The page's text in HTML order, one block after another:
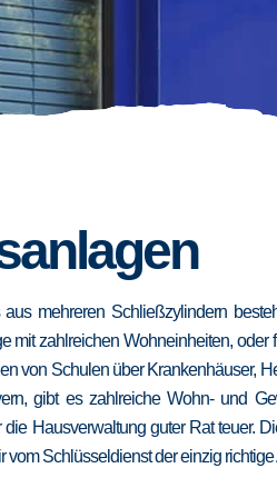
mehreren Schließzylindern
zahlreichen Wohneinheiten,
von Schulen über Krankenhäuser,
gibt es zahlreiche Wohn- und
Hausverwaltung guter Rat teuer.
Schlüsseldienst der einzig